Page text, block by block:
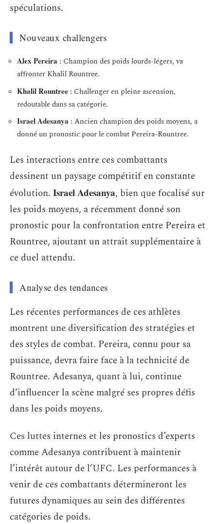
spéculations.
Nouveaux challengers
Alex Pereira : Champion des poids lourds-légers, va
affronter Khalil Rountree.
Khalil Rountree : Challenger en pleine ascension,
redoutable dans sa catégorie.
Israel Adesanya : Ancien champion des poids moyens, a
donné un pronostic pour le combat Pereira-Rountree.
Les interactions entre ces combattants
dessinent un paysage compétitif en constante
évolution. Israel Adesanya, bien que focalisé sur
les poids moyens, a récemment donné son
pronostic pour la confrontation entre Pereira et
Rountree, ajoutant un attrait supplémentaire à
ce duel attendu.
Analyse des tendances
Les récentes performances de ces athlètes
montrent une diversification des stratégies et
des styles de combat. Pereira, connu pour sa
puissance, devra faire face à la technicité de
Rountree. Adesanya, quant à lui, continue
d’influencer la scène malgré ses propres défis
dans les poids moyens.
Ces luttes internes et les pronostics d’experts
comme Adesanya contribuent à maintenir
l’intérêt autour de l’UFC. Les performances à
venir de ces combattants détermineront les
futures dynamiques au sein des différentes
catégories de poids.